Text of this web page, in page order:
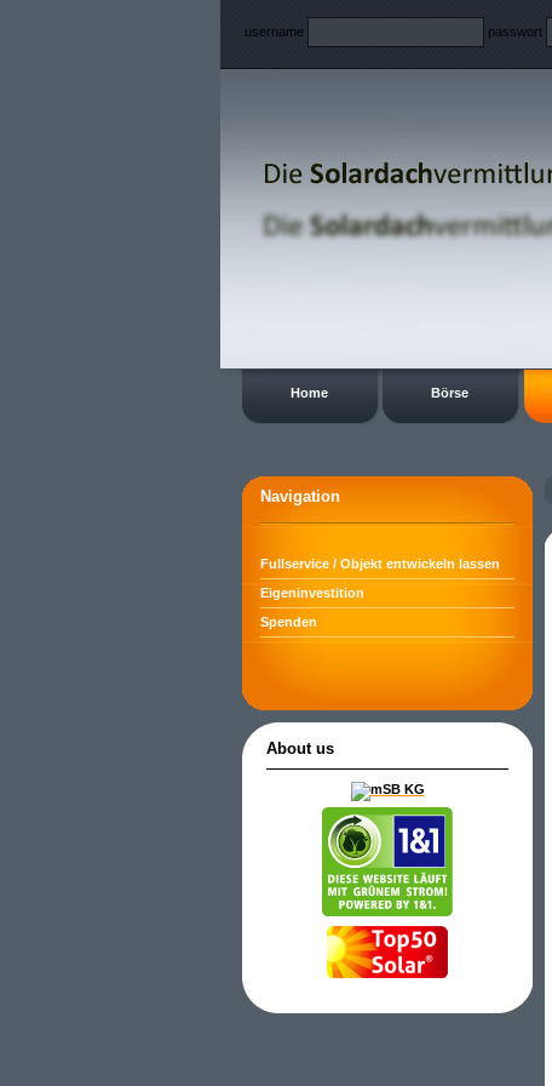
username passwort
Home Börse
Navigation
Fullservice / Objekt entwickeln lassen
Eigeninvestition
Spenden
About us